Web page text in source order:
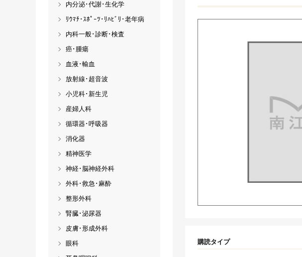
購読タイプ
内分泌･代謝･生化学
ﾘｳﾏﾁ･ｽﾎﾟｰﾂ･ﾘﾊﾋﾞﾘ･老年病
内科一般･診断･検査
癌･腫瘍
血液･輸血
放射線･超音波
小児科･新生児
産婦人科
循環器･呼吸器
消化器
精神医学
神経･脳神経外科
外科･救急･麻酔
整形外科
腎臓･泌尿器
皮膚･形成外科
眼科